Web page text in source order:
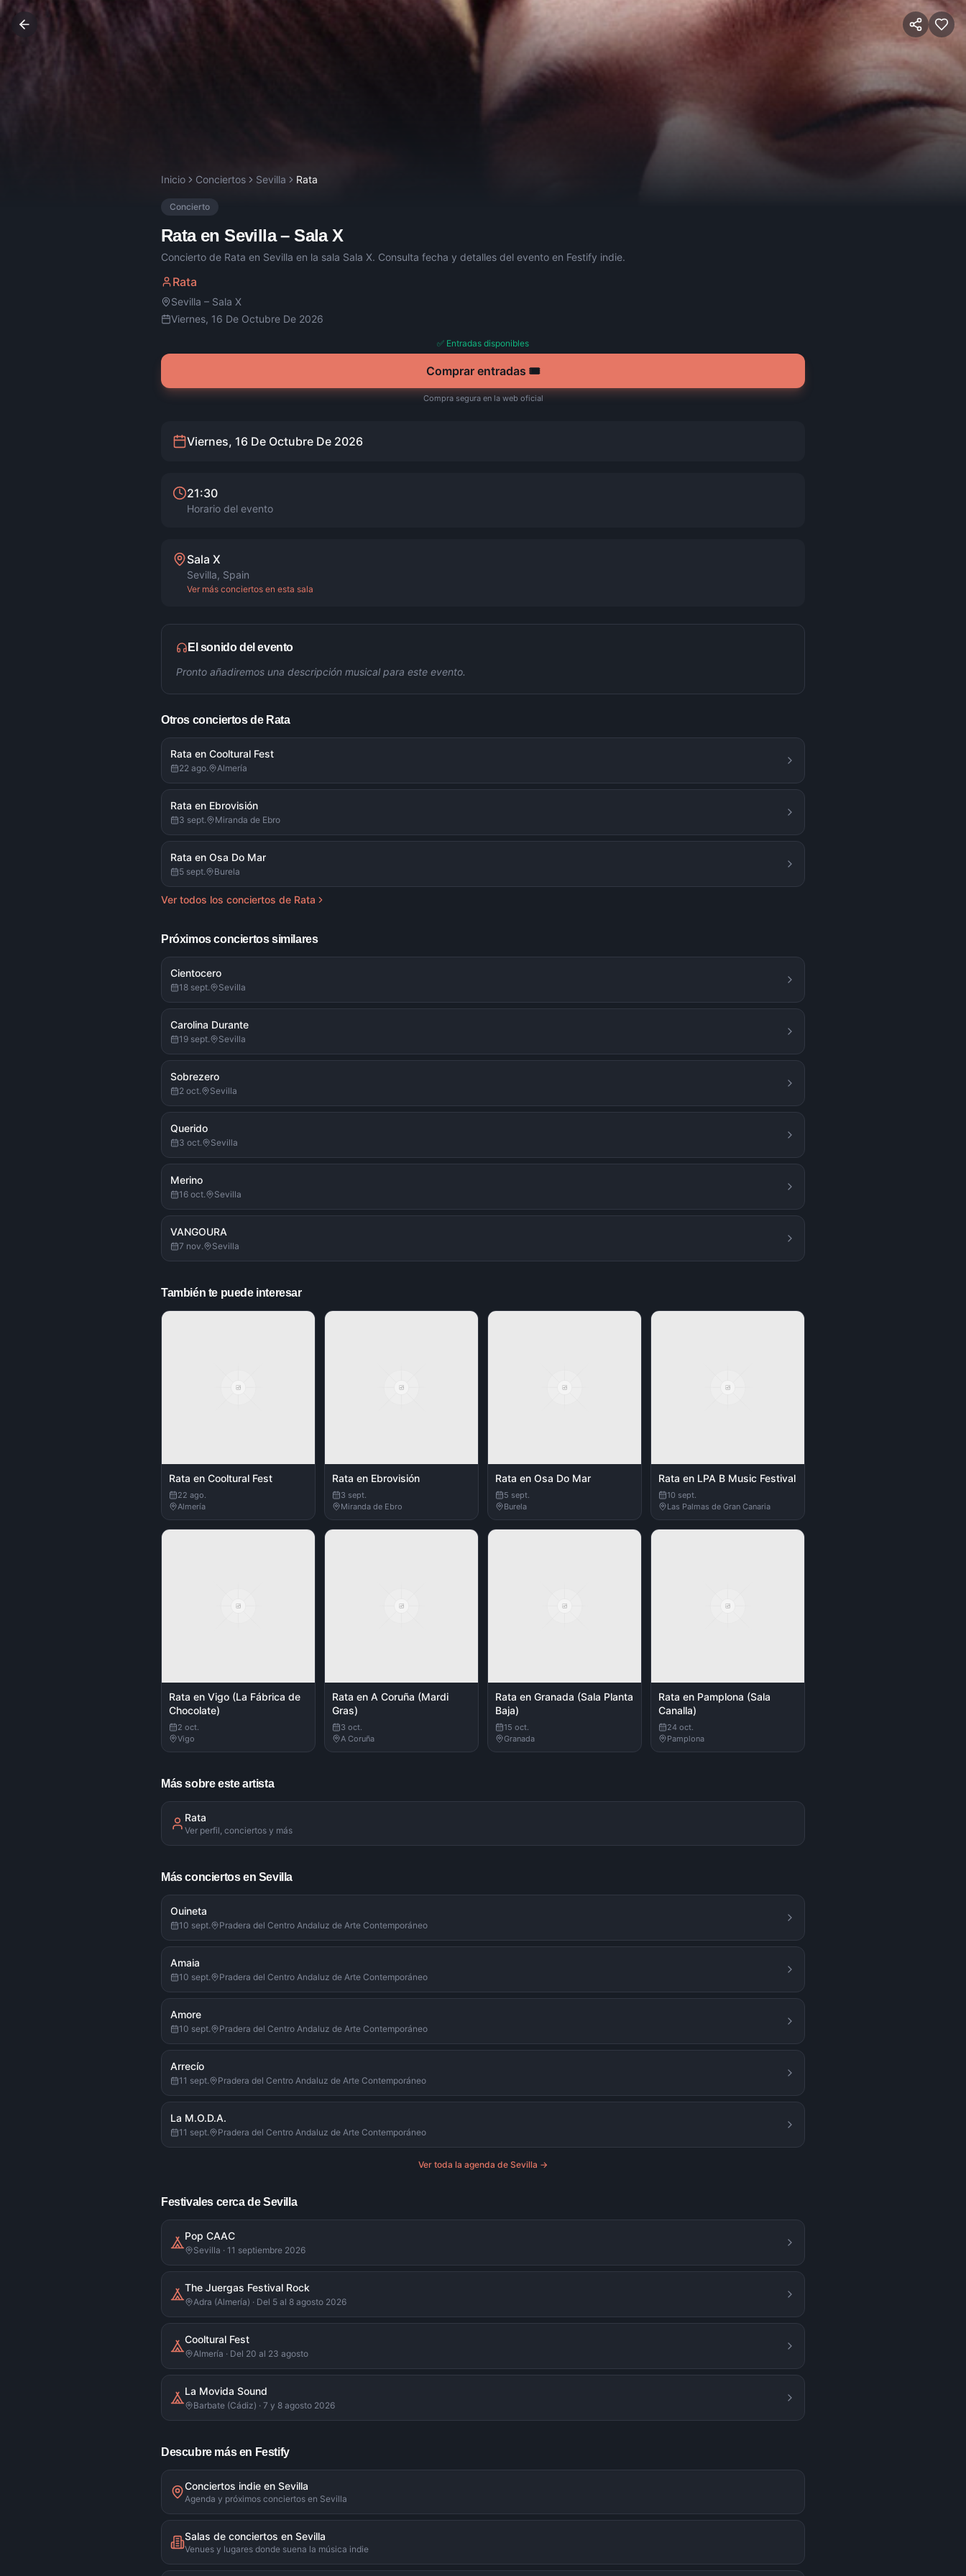
Inicio Conciertos Sevilla Rata
Concierto
RataenSevilla–Sala X
Concierto de Rata en Sevilla en la sala Sala X. Consulta fecha y detalles del evento en Festify indie.
Rata
Sevilla – Sala X
Viernes, 16 De Octubre De 2026
✅ Entradas disponibles
Comprar entradas 🎟️
Compra segura en la web oficial
Viernes, 16 De Octubre De 2026
21:30
Horario del evento
Sala X
Sevilla, Spain
Ver más conciertos en esta sala
El sonido del evento
Pronto añadiremos una descripción musical para este evento.
Otros conciertos de Rata
Rata en Cooltural Fest
22 ago. Almería
Rata en Ebrovisión
3 sept. Miranda de Ebro
Rata en Osa Do Mar
5 sept. Burela
Ver todos los conciertos de Rata
Próximos conciertos similares
Cientocero
18 sept. Sevilla
Carolina Durante
19 sept. Sevilla
Sobrezero
2 oct. Sevilla
Querido
3 oct. Sevilla
Merino
16 oct. Sevilla
VANGOURA
7 nov. Sevilla
También te puede interesar
Rata en Cooltural Fest
22 ago.
Almería
Rata en Ebrovisión
3 sept.
Miranda de Ebro
Rata en Osa Do Mar
5 sept.
Burela
Rata en LPA B Music Festival
10 sept.
Las Palmas de Gran Canaria
Rata en Vigo (La Fábrica de
Chocolate)
2 oct.
Vigo
Rata en A Coruña (Mardi
Gras)
3 oct.
A Coruña
Rata en Granada (Sala Planta
Baja)
15 oct.
Granada
Rata en Pamplona (Sala
Canalla)
24 oct.
Pamplona
Más sobre este artista
Rata
Ver perfil, conciertos y más
Más conciertos en Sevilla
Ouineta
10 sept. Pradera del Centro Andaluz de Arte Contemporáneo
Amaia
10 sept. Pradera del Centro Andaluz de Arte Contemporáneo
Amore
10 sept. Pradera del Centro Andaluz de Arte Contemporáneo
Arrecío
11 sept. Pradera del Centro Andaluz de Arte Contemporáneo
La M.O.D.A.
11 sept. Pradera del Centro Andaluz de Arte Contemporáneo
Ver toda la agenda de Sevilla →
Festivales cerca de Sevilla
Pop CAAC
Sevilla · 11 septiembre 2026
The Juergas Festival Rock
Adra (Almería) · Del 5 al 8 agosto 2026
Cooltural Fest
Almería · Del 20 al 23 agosto
La Movida Sound
Barbate (Cádiz) · 7 y 8 agosto 2026
Descubre más en Festify
Conciertos indie en Sevilla
Agenda y próximos conciertos en Sevilla
Salas de conciertos en Sevilla
Venues y lugares donde suena la música indie